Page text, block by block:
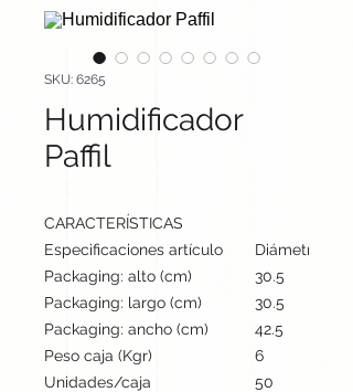
SKU: 6265
Humidificador
Paffil
CARACTERÍSTICAS
Especificaciones artículo
Diámetro: 5
Packaging: alto (cm)
30.5
Packaging: largo (cm)
30.5
Packaging: ancho (cm)
42.5
Peso caja (Kgr)
6
Unidades/caja
50